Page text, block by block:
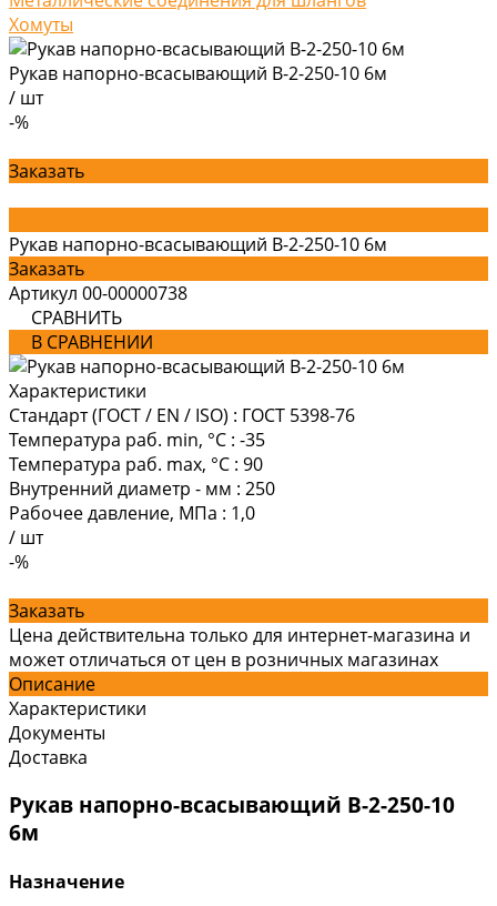
Хомуты
Рукав напорно-всасывающий В-2-250-10 6м
/ шт
-%
Заказать
Рукав напорно-всасывающий В-2-250-10 6м
Заказать
Артикул 00-00000738
СРАВНИТЬ
В СРАВНЕНИИ
Характеристики
Стандарт (ГОСТ / EN / ISO) : ГОСТ 5398-76
Температура раб. min, °C : -35
Температура раб. max, °C : 90
Внутренний диаметр - мм : 250
Рабочее давление, МПа : 1,0
/ шт
-%
Заказать
Цена действительна только для интернет-магазина и
может отличаться от цен в розничных магазинах
Описание
Характеристики
Документы
Доставка
Рукав напорно-всасывающий В-2-250-10
6м
Назначение